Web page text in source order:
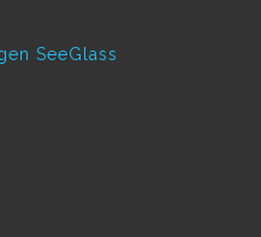
SeeGlass